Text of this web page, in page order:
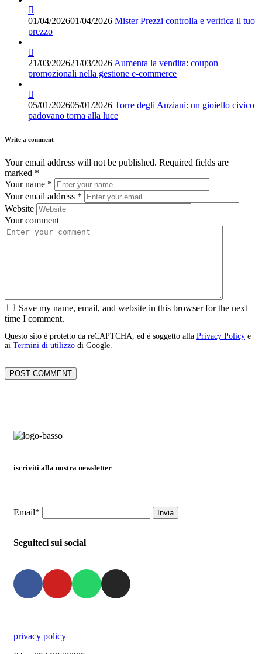
01/04/202601/04/2026 Mister Prezzi controlla e verifica il tuo
prezzo
21/03/202621/03/2026 Aumenta la vendita: coupon
promozionali nella gestione e-commerce
05/01/202605/01/2026 Torre degli Anziani: un gioiello civico
padovano torna alla luce
Write a comment
Your email address will not be published. Required fields are
marked *
Your name *
Your email address *
Website
Your comment
Save my name, email, and website in this browser for the next
time I comment.
Questo sito è protetto da reCAPTCHA, ed è soggetto alla Privacy Policy e
ai Termini di utilizzo di Google.
iscriviti alla nostra newsletter
Email*
Seguiteci sui social
privacy policy